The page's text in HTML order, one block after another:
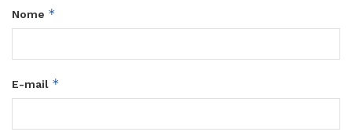
Nome *
E-mail *